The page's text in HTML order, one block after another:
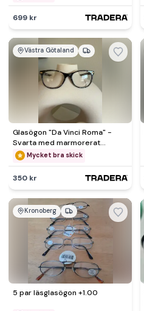
699 kr
Västra Götaland
Glasögon "Da Vinci Roma" -
Svarta med marmorerat
mönster
Mycket bra skick
350 kr
Kronoberg
5 par läsglasögon +1.00